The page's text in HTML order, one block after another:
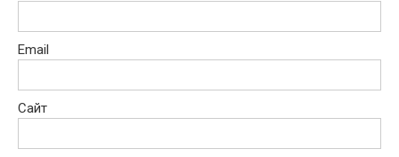
Email
Сайт